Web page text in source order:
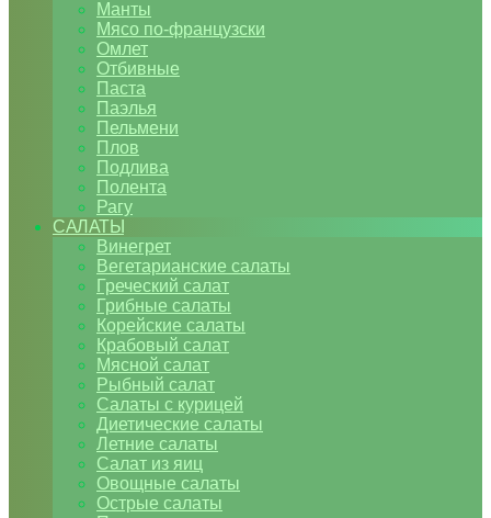
Манты
Мясо по-французски
Омлет
Отбивные
Паста
Паэлья
Пельмени
Плов
Подлива
Полента
Рагу
САЛАТЫ
Винегрет
Вегетарианские салаты
Греческий салат
Грибные салаты
Корейские салаты
Крабовый салат
Мясной салат
Рыбный салат
Салаты с курицей
Диетические салаты
Летние салаты
Салат из яиц
Овощные салаты
Острые салаты